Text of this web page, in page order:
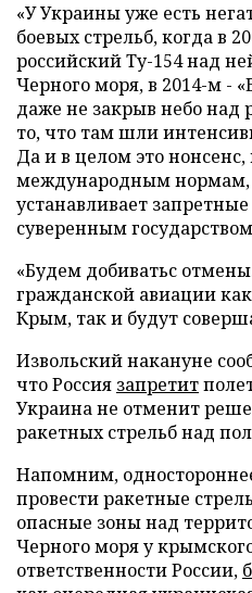
«У Украины уже есть
боевых стрельб, когда в
российский Ту-154 над
Черного моря, в 2014-м -
даже не закрыв небо над
то, что там шли
Да и в целом это
международным нормам,
устанавливает
суверенным
«Будем добиватьс
гражданской авиации
Крым, так и будут
Извольский накануне
что Россия запретит
Украина не отменит
ракетных стрельб над
Напомним,
провести ракетные
опасные зоны над
Черного моря у
ответственности России,